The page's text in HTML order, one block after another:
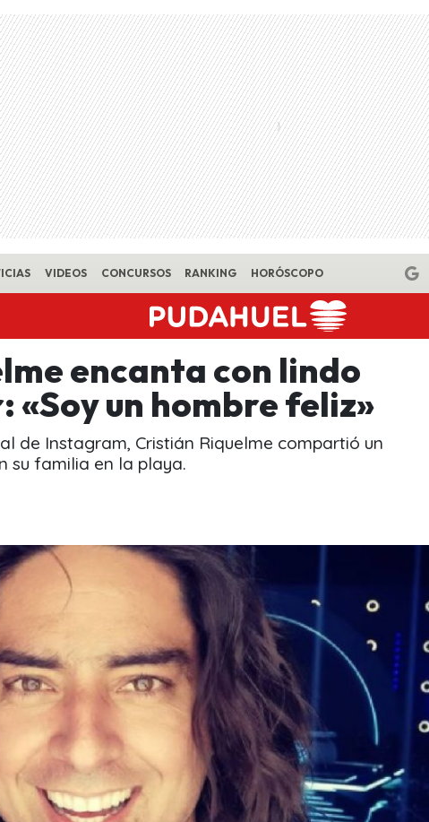
VIDEOS CONCURSOS RANKING HORÓSCOPO
encanta con lindo
un hombre feliz»
de Instagram, Cristián Riquelme compartió un
su familia en la playa.